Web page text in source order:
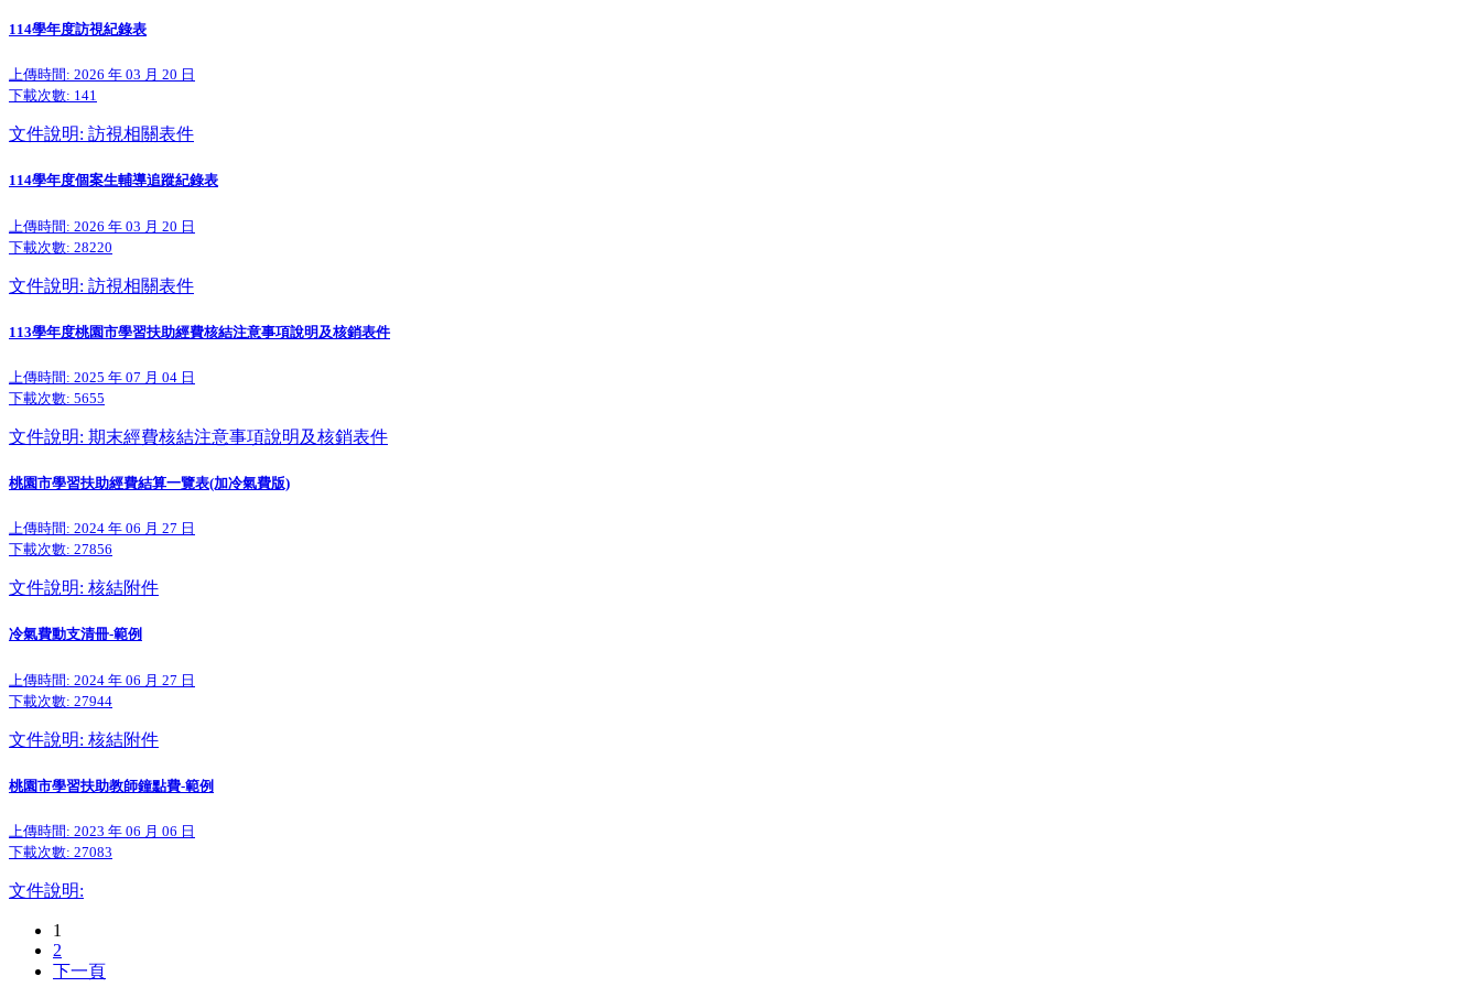
114學年度訪視紀錄表
上傳時間: 2026 年 03 月 20 日
下載次數: 141
文件說明: 訪視相關表件
114學年度個案生輔導追蹤紀錄表
上傳時間: 2026 年 03 月 20 日
下載次數: 28220
文件說明: 訪視相關表件
113學年度桃園市學習扶助經費核結注意事項說明及核銷表件
上傳時間: 2025 年 07 月 04 日
下載次數: 5655
文件說明: 期末經費核結注意事項說明及核銷表件
桃園市學習扶助經費結算一覽表(加冷氣費版)
上傳時間: 2024 年 06 月 27 日
下載次數: 27856
文件說明: 核結附件
冷氣費動支清冊-範例
上傳時間: 2024 年 06 月 27 日
下載次數: 27944
文件說明: 核結附件
桃園市學習扶助教師鐘點費-範例
上傳時間: 2023 年 06 月 06 日
下載次數: 27083
文件說明:
1
2
下一頁